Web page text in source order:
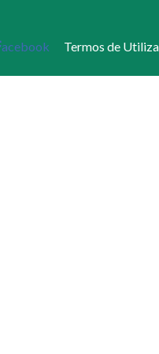
acebook Termos de